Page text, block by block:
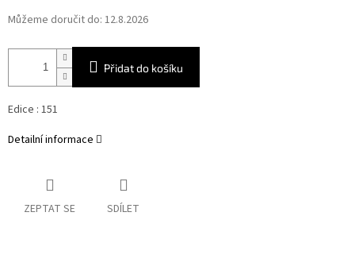
Můžeme doručit do: 12.8.2026
Přidat do košíku
Edice : 151
Detailní informace
ZEPTAT SE SDÍLET